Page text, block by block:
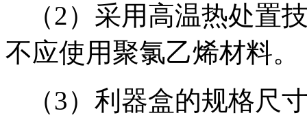
（2）采用高温热处置
不应使用聚氯乙烯材料。
（3）利器盒的规格尺